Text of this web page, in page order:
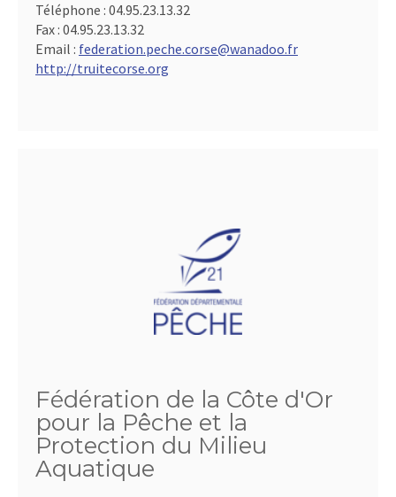
Téléphone : 04.95.23.13.32
Fax : 04.95.23.13.32
Email : federation.peche.corse@wanadoo.fr
http://truitecorse.org
Fédération de la Côte d'Or
pour la Pêche et la
Protection du Milieu
Aquatique